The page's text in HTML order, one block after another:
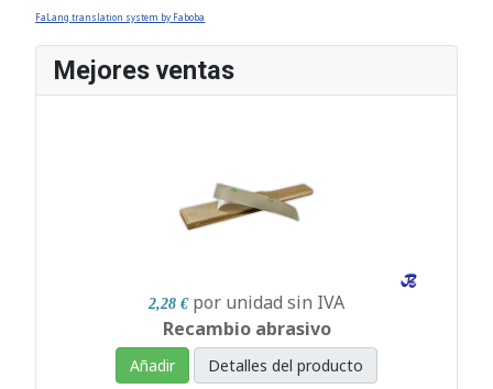
FaLang translation system by Faboba
Mejores ventas
2,28 € por unidad sin IVA
Recambio abrasivo
Añadir Detalles del producto